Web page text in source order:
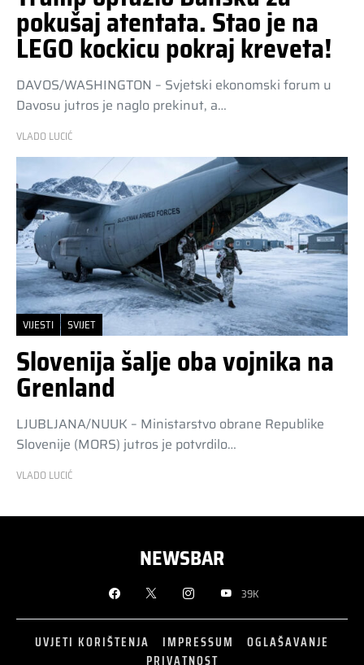
pokušaj atentata. Stao je na
LEGO kockicu pokraj kreveta!
DAVOS/WASHINGTON – Svjetski ekonomski forum u
Davosu jutros je naglo prekinut, a…
VLADO LUCIĆ
VIJESTI SVIJET
Slovenija šalje oba vojnika na
Grenland
LJUBLJANA/NUUK – Ministarstvo obrane Republike
Slovenije (MORS) jutros je potvrdilo…
VLADO LUCIĆ
NEWSBAR
39K
UVJETI KORIŠTENJA IMPRESSUM
OGLAŠAVANJE
PRIVATNOST